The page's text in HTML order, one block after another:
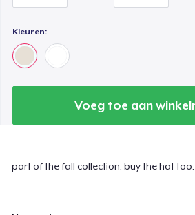
Kleuren:
Voeg toe aan
part of the fall collection. buy the hat too.